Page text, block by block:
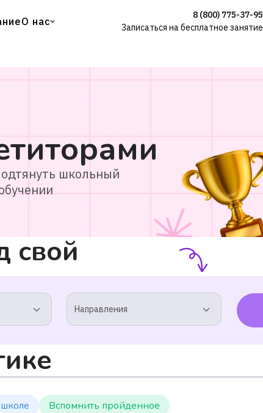
О нас
8 (800) 775-37-95
Записаться на бесплатное занятие
школьный
свой
Направления
Вспомнить пройденное